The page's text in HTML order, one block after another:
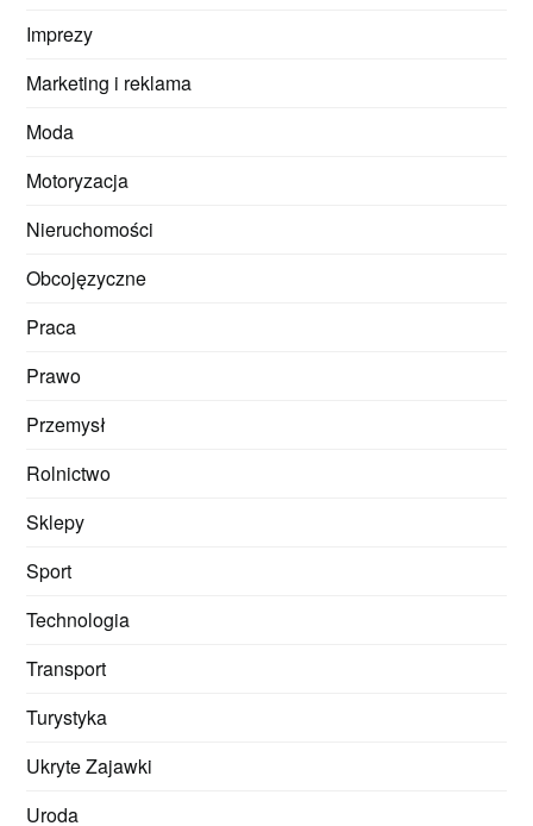
Imprezy
Marketing i reklama
Moda
Motoryzacja
Nieruchomości
Obcojęzyczne
Praca
Prawo
Przemysł
Rolnictwo
Sklepy
Sport
Technologia
Transport
Turystyka
Ukryte Zajawki
Uroda